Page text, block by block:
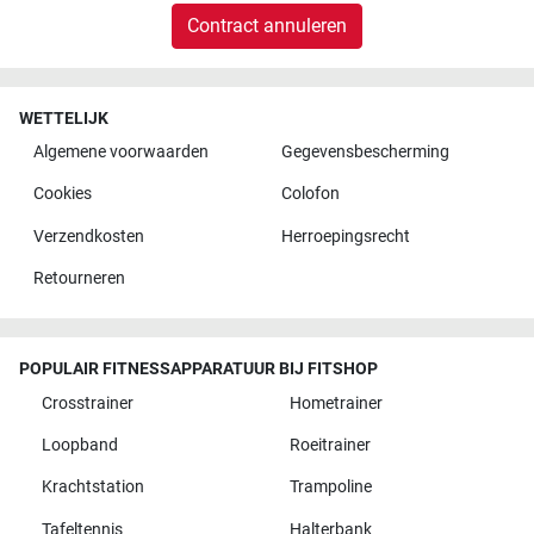
Contract annuleren
WETTELIJK
Algemene voorwaarden
Gegevensbescherming
Cookies Colofon
Verzendkosten Herroepingsrecht
Retourneren
POPULAIR FITNESSAPPARATUUR BIJ FITSHOP
Crosstrainer
Hometrainer
Loopband Roeitrainer
Krachtstation Trampoline
Tafeltennis Halterbank